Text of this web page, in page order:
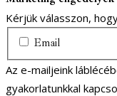
Kérjük válasszon,
Email
Az e-mailjeink
gyakorlatunkkal